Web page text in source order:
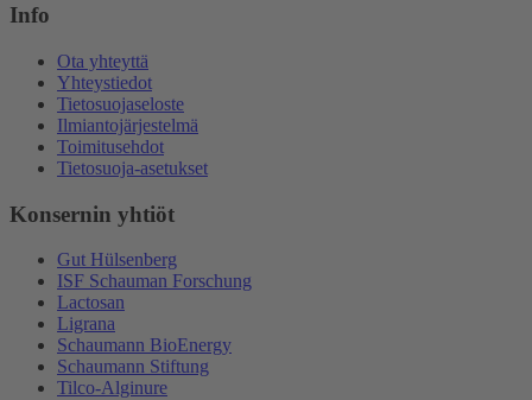
Info
Ota yhteyttä
Yhteystiedot
Tietosuojaseloste
Ilmiantojärjestelmä
Toimitusehdot
Tietosuoja-asetukset
Konsernin yhtiöt
Gut Hülsenberg
ISF Schauman Forschung
Lactosan
Ligrana
Schaumann BioEnergy
Schaumann Stiftung
Tilco-Alginure